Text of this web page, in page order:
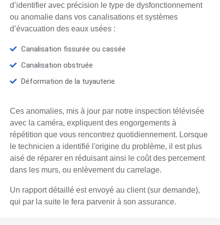
d’identifier avec précision le type de dysfonctionnement
ou anomalie dans vos canalisations et systèmes
d’évacuation des eaux usées :
Canalisation fissurée ou cassée
Canalisation obstruée
Déformation de la tuyauterie
Ces anomalies, mis à jour par notre inspection télévisée
avec la caméra, expliquent des engorgements à
répétition que vous rencontrez quotidiennement. Lorsque
le technicien a identifié l'origine du problème, il est plus
aisé de réparer en réduisant ainsi le coût des percement
dans les murs, ou enlèvement du carrelage.
Un rapport détaillé est envoyé au client (sur demande),
qui par la suite le fera parvenir à son assurance.